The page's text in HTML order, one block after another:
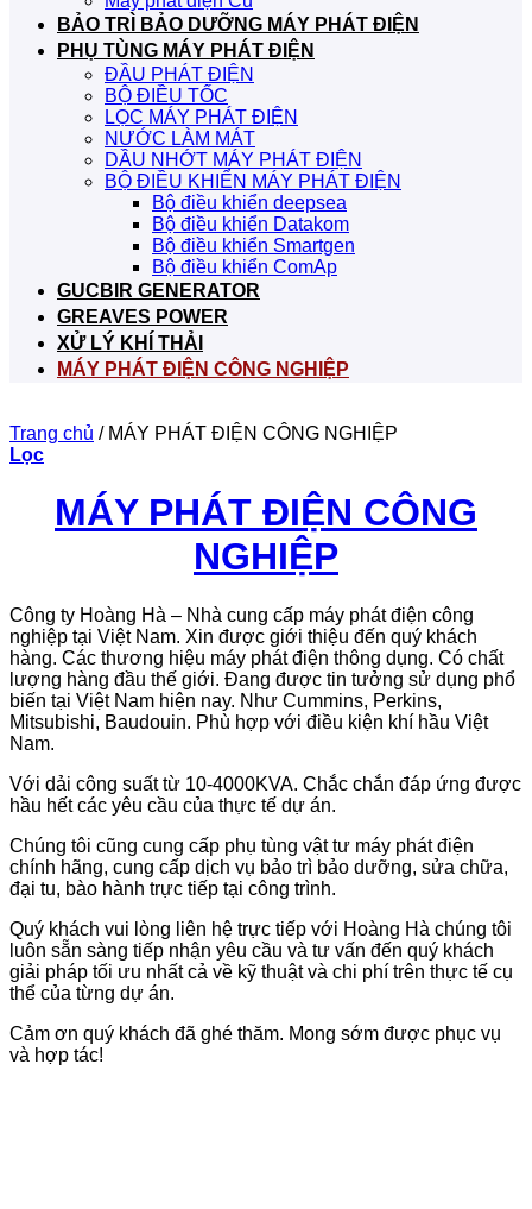
BẢO TRÌ BẢO DƯỠNG MÁY PHÁT ĐIỆN
PHỤ TÙNG MÁY PHÁT ĐIỆN
ĐẦU PHÁT ĐIỆN
BỘ ĐIỀU TỐC
LỌC MÁY PHÁT ĐIỆN
NƯỚC LÀM MÁT
DẦU NHỚT MÁY PHÁT ĐIỆN
BỘ ĐIỀU KHIỂN MÁY PHÁT ĐIỆN
Bộ điều khiển deepsea
Bộ điều khiển Datakom
Bộ điều khiển Smartgen
Bộ điều khiển ComAp
GUCBIR GENERATOR
GREAVES POWER
XỬ LÝ KHÍ THẢI
MÁY PHÁT ĐIỆN CÔNG NGHIỆP
Trang chủ /MÁY PHÁT ĐIỆN CÔNG NGHIỆP
Lọc
MÁY PHÁT ĐIỆN CÔNG
NGHIỆP
Công ty Hoàng Hà – Nhà cung cấp máy phát điện công
nghiệp tại Việt Nam. Xin được giới thiệu đến quý khách
hàng. Các thương hiệu máy phát điện thông dụng. Có chất
lượng hàng đầu thế giới. Đang được tin tưởng sử dụng phổ
biến tại Việt Nam hiện nay. Như Cummins, Perkins,
Mitsubishi, Baudouin. Phù hợp với điều kiện khí hầu Việt
Nam.
Với dải công suất từ 10-4000KVA. Chắc chắn đáp ứng được
hầu hết các yêu cầu của thực tế dự án.
Chúng tôi cũng cung cấp phụ tùng vật tư máy phát điện
chính hãng, cung cấp dịch vụ bảo trì bảo dưỡng, sửa chữa,
đại tu, bào hành trực tiếp tại công trình.
Quý khách vui lòng liên hệ trực tiếp với Hoàng Hà chúng tôi
luôn sẵn sàng tiếp nhận yêu cầu và tư vấn đến quý khách
giải pháp tối ưu nhất cả về kỹ thuật và chi phí trên thực tế cụ
thể của từng dự án.
Cảm ơn quý khách đã ghé thăm. Mong sớm được phục vụ
và hợp tác!